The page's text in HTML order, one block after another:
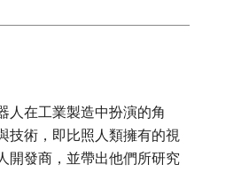
人在工業製造中扮演的角
技術，即比照人類擁有的視
開發商，並帶出他們所研究